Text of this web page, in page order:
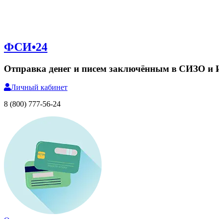
ФСИ•24
Отправка денег и писем заключённым в СИЗО и
Личный кабинет
8 (800) 777-56-24